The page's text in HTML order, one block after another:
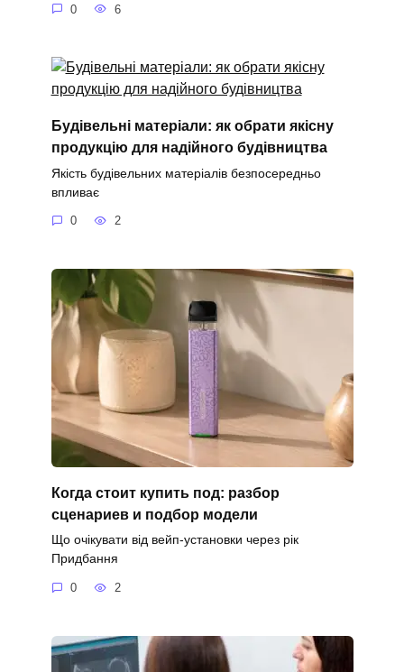
0 6
Будівельні матеріали: як обрати якісну
продукцію для надійного будівництва
Якість будівельних матеріалів безпосередньо
впливає
0 2
Когда стоит купить под: разбор
сценариев и подбор модели
Що очікувати від вейп-установки через рік
Придбання
0 2